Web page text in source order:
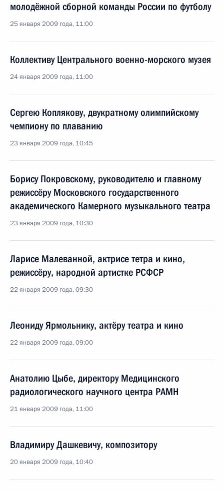
молодёжной сборной команды России по футболу
25 января 2009 года, 11:00
Коллективу Центрального военно-морского музея
24 января 2009 года, 11:00
Сергею Коплякову, двукратному олимпийскому
чемпиону по плаванию
23 января 2009 года, 10:45
Борису Покровскому, руководителю и главному
режиссёру Московского государственного
академического Камерного музыкального театра
23 января 2009 года, 10:30
Ларисе Малеванной, актрисе тетра и кино,
режиссёру, народной артистке РСФСР
22 января 2009 года, 09:30
Леониду Ярмольнику, актёру театра и кино
22 января 2009 года, 09:00
Анатолию Цыбе, директору Медицинского
радиологического научного центра РАМН
21 января 2009 года, 11:00
Владимиру Дашкевичу, композитору
20 января 2009 года, 10:40